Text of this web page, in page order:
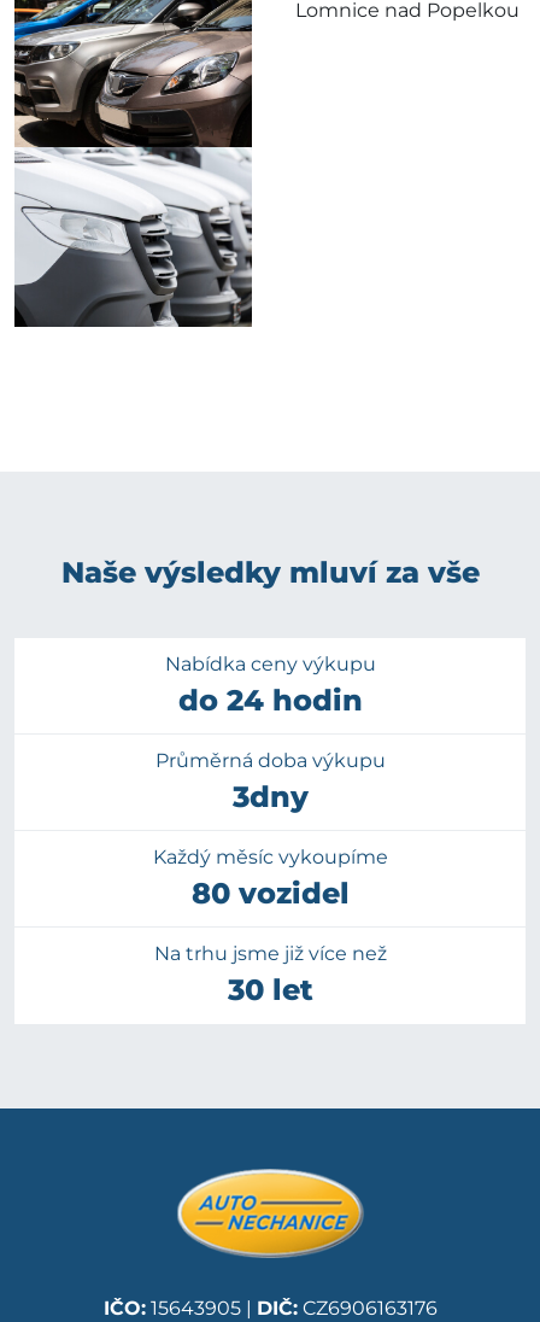
Naše výsledky mluví za vše
Nabídka ceny výkupu
do 24 hodin
Průměrná doba výkupu
3dny
Každý měsíc vykoupíme
80 vozidel
Na trhu jsme již více než
30 let
IČO:15643905 | DIČ:CZ6906163176